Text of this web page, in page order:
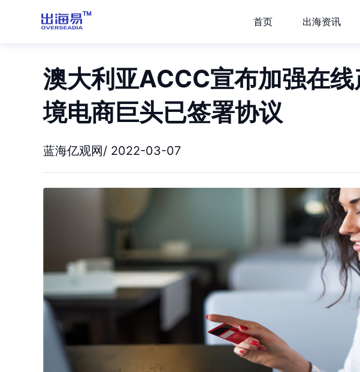
首页 出海资讯
澳大利亚ACCC宣布加强在
境电商巨头已签署协议
蓝海亿观网/ 2022-03-07